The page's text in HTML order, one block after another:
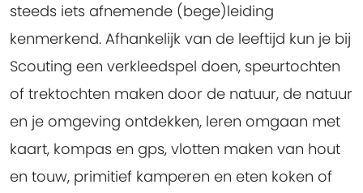
steeds iets afnemende (bege)leiding
kenmerkend. Afhankelijk van de leeftijd kun je bij
Scouting een verkleedspel doen, speurtochten
of trektochten maken door de natuur, de natuur
en je omgeving ontdekken, leren omgaan met
kaart, kompas en gps, vlotten maken van hout
en touw, primitief kamperen en eten koken of